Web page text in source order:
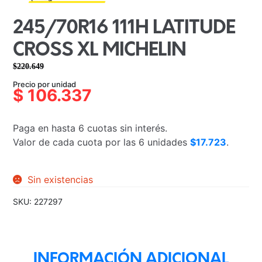
245/70R16 111H LATITUDE
CROSS XL MICHELIN
$220.649
precio
original
$220.649.
precio
actual
$106.337.
Precio por unidad
$ 106.337
Paga en hasta 6 cuotas sin interés.
Valor de cada cuota por las 6 unidades$17.723.
Sin existencias
SKU: 227297